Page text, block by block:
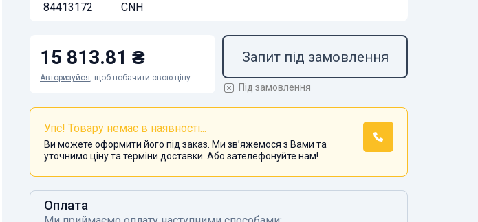
84413172 CNH
15 813.81 ₴
Авторизуйся, щоб побачити свою ціну
Запит під замовлення
Під замовлення
Упс! Товару немає в наявності...
Ви можете оформити його під заказ. Ми звʼяжемося з Вами та
уточнимо ціну та терміни доставки. Або зателефонуйте нам!
Оплата